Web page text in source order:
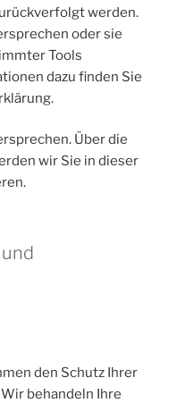
werden.
oder sie
Tools
dazu finden Sie
Über die
wir Sie in dieser
den Schutz Ihrer
behandeln Ihre